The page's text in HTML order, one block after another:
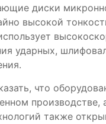
диски
высокой
ударных,
что
производстве,
также